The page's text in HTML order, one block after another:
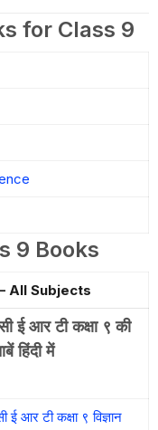
for Class 9
9 Books
All Subjects
ई आर टी कक्षा ९ की
हिंदी में
ई आर टी कक्षा ९ विज्ञान